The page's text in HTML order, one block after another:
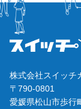
株式会社スイッチ
〒790-0801
愛媛県松山市歩行